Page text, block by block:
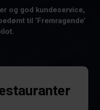
og god kundeservice,
til ’Fremragende’